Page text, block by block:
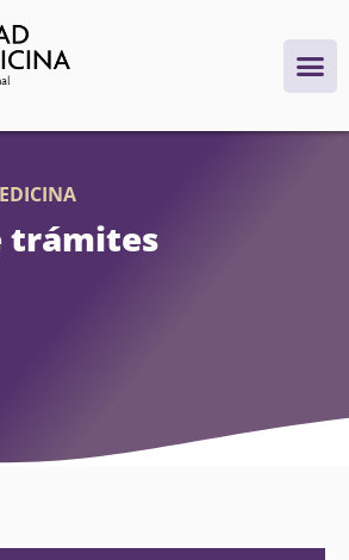
trámites